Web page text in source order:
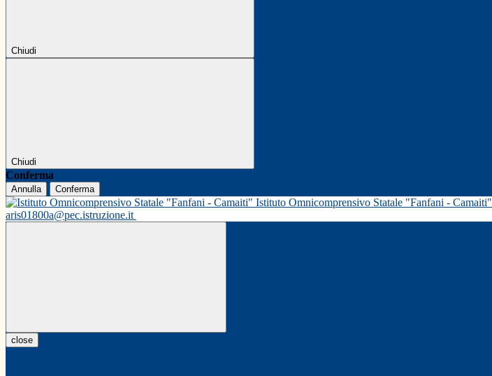
Chiudi
Chiudi
Conferma
Annulla Conferma
Istituto Omnicomprensivo Statale "Fanfani - Camaiti"
aris01800a@pec.istruzione.it
close